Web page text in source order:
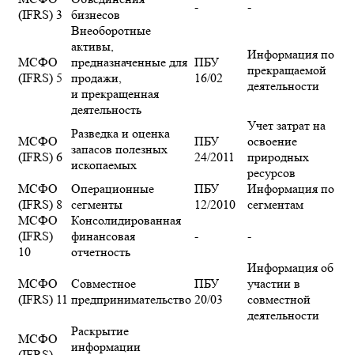
(IFRS) 3
бизнесов
- -
МСФО
(IFRS) 5
Внеоборотные
активы,
предназначенные для
продажи,
и прекращенная
деятельность
ПБУ
16/02
Информация по
прекращаемой
деятельности
МСФО
(IFRS) 6
Разведка и оценка
запасов полезных
ископаемых
ПБУ
24/2011
Учет затрат на
освоение
природных
ресурсов
МСФО
(IFRS) 8
Операционные
сегменты
ПБУ
12/2010
Информация по
сегментам
МСФО
(IFRS)
10
Консолидированная
финансовая
отчетность
- -
МСФО
(IFRS) 11
Совместное
предпринимательство
ПБУ
20/03
Информация об
участии в
совместной
деятельности
МСФО
Раскрытие
информации